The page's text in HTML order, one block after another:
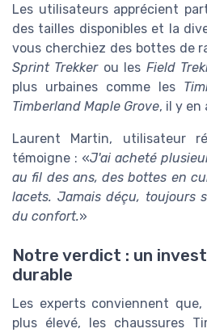
Les utilisateurs apprécient
des tailles disponibles et la
vous cherchiez des bottes de
Sprint Trekkerou les Field
plus urbaines comme les
Timberland Maple Grove, il y en
Laurent Martin, utilisateur
témoigne : «J'ai acheté
au fil des ans, des bottes en
lacets. Jamais déçu, toujours
du confort.»
Notre verdict : un
durable
Les experts conviennent
plus élevé, les chaussures